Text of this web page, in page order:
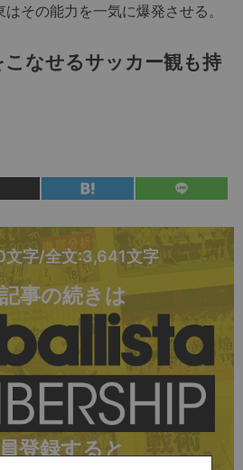
その能力を一気に爆発させる。
なせるサッカー観も持
字/全文:3,641文字
事の続きは
登録すると